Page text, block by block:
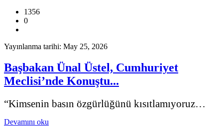
1356
0
Yayınlanma tarihi: May 25, 2026
Başbakan Ünal Üstel, Cumhuriyet
Meclisi’nde Konuştu...
“Kimsenin basın özgürlüğünü kısıtlamıyoruz…
Devamını oku